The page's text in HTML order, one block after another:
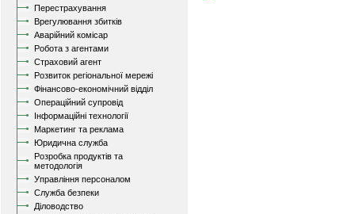
Перестрахування
Врегулювання збитків
Аварійний комісар
Робота з агентами
Страховий агент
Розвиток регіональної мережі
Фінансово-економічний відділ
Операційний супровід
Інформаційні технології
Маркетинг та реклама
Юридична служба
Розробка продуктів та
методологія
Управління персоналом
Служба безпеки
Діловодство